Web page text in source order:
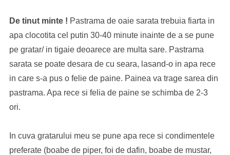
De tinut minte ! Pastrama de oaie sarata trebuia fiarta in
apa clocotita cel putin 30-40 minute inainte de a se pune
pe gratar/ in tigaie deoarece are multa sare. Pastrama
sarata se poate desara de cu seara, lasand-o in apa rece
in care s-a pus o felie de paine. Painea va trage sarea din
pastrama. Apa rece si felia de paine se schimba de 2-3
ori.
In cuva gratarului meu se pune apa rece si condimentele
preferate (boabe de piper, foi de dafin, boabe de mustar,